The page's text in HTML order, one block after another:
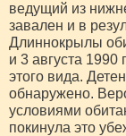
ведущий из
завален и в
Длиннокрылы
и 3 августа 1990
этого вида.
обнаружено.
условиями
покинула это